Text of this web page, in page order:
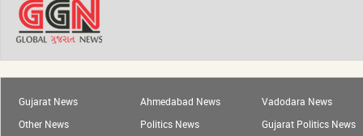
Gujarat News Ahmedabad News
Vadodara News
Other News
Politics News
Gujarat Politics News